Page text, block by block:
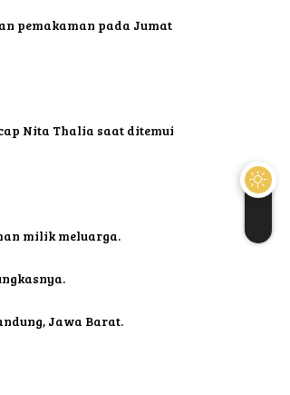
pemakaman pada Jumat
Nita Thalia saat ditemui
milik meluarga.
Jawa Barat.